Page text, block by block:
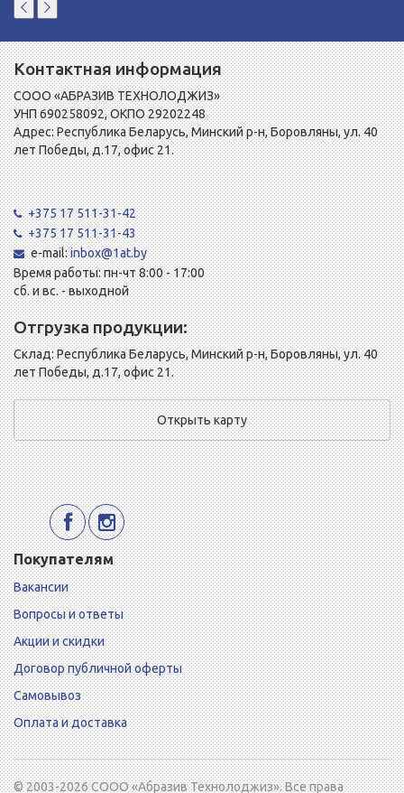
Контактная информация
СООО «АБРАЗИВ ТЕХНОЛОДЖИЗ»
УНП 690258092, ОКПО 29202248
Адрес: Республика Беларусь, Минский р-н, Боровляны, ул. 40
лет Победы, д.17, офис 21.
+375 17 511-31-42
+375 17 511-31-43
e-mail:inbox@1at.by
Время работы: пн-чт 8:00 - 17:00
сб. и вс. - выходной
Отгрузка продукции:
Склад: Республика Беларусь, Минский р-н, Боровляны, ул. 40
лет Победы, д.17, офис 21.
Открыть карту
Покупателям
Вакансии
Вопросы и ответы
Акции и скидки
Договор публичной оферты
Самовывоз
Оплата и доставка
© 2003-2026 СООО «Абразив Технолоджиз». Все права